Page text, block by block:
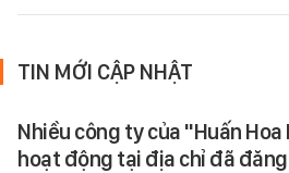
TIN MỚI CẬP NHẬT
Nhiều công ty của "Huấn
hoạt động tại địa chỉ đã